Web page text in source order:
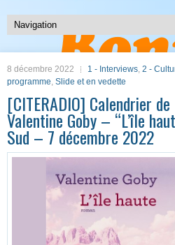
8 décembre 2022 1 - Interviews, 2 -
programme, Slide et en vedette
[CITERADIO] Calendrier
Valentine Goby – “L’île
Sud – 7 décembre 2022